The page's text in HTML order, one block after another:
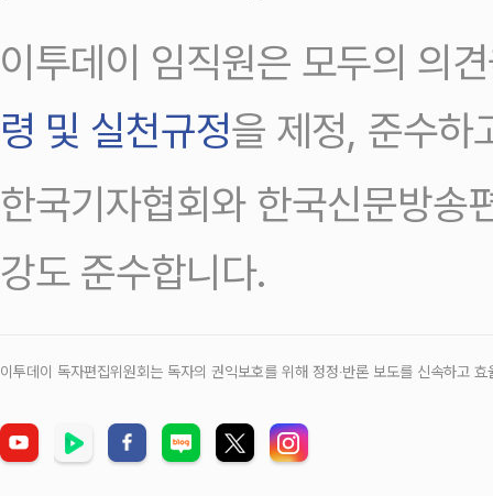
이투데이 임직원은 모두의 의
령 및 실천규정을 제정, 준수하
한국기자협회와 한국신문방송
강도 준수합니다.
이투데이 독자편집위원회는 독자의 권익보호를 위해 정정‧반론 보도를 신속하고